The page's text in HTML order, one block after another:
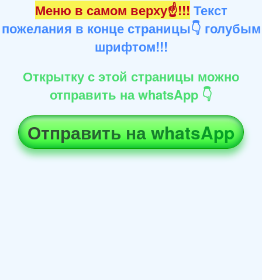
Меню в самом верху☝!!! Текст
пожелания в конце страницы👇 голубым
шрифтом!!!
Открытку с этой страницы можно
отправить на whatsApp 👇
Отправить на whatsApp